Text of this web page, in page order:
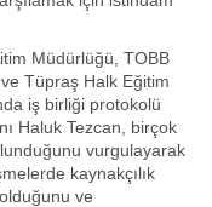
Müdürlüğü, TOBB
Tüpraş Halk Eğitim
iş birliği protokolü
Haluk Tezcan, birçok
vurgulayarak
kaynakçılık
ve